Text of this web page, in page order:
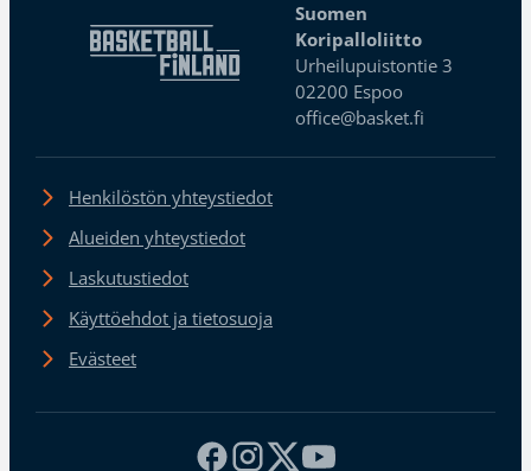
Suomen
Koripalloliitto
Urheilupuistontie 3
02200 Espoo
office@basket.fi
Henkilöstön yhteystiedot
Alueiden yhteystiedot
Laskutustiedot
Käyttöehdot ja tietosuoja
Evästeet